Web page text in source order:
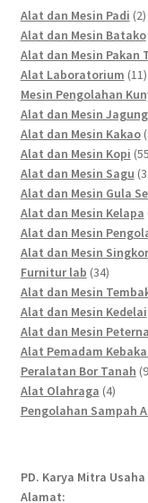
Alat dan Mesin Padi 22
Alat dan Mesin Batako
Alat dan Mesin Pakan
Alat Laboratorium 1111
Mesin Pengolahan
Alat dan Mesin Jagung
Alat dan Mesin Kakao
Alat dan Mesin Kopi 55
Alat dan Mesin Sagu
Alat dan Mesin Gula
Alat dan Mesin Kelapa
Alat dan Mesin
Alat dan Mesin
Furnitur lab 3434
Alat dan Mesin
Alat dan Mesin Kedelai
Alat dan Mesin
Alat Pemadam
Peralatan Bor Tanah 9
Alat Olahraga 44
Pengolahan Sampah
PD. Karya Mitra Usaha
Alamat: